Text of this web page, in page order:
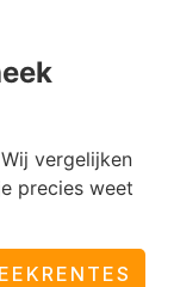
vergelijken
precies weet